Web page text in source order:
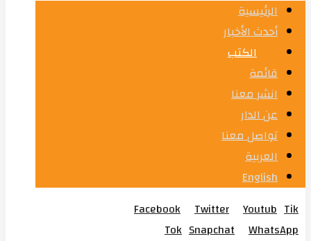
الرئيسية
أحدث الأخبار
الكتب
قائمة
انشر معنا
عن الدار
تواصل معنا
العربية
English
Facebook
Twitter Youtub Tik
Tok Snapchat
WhatsApp